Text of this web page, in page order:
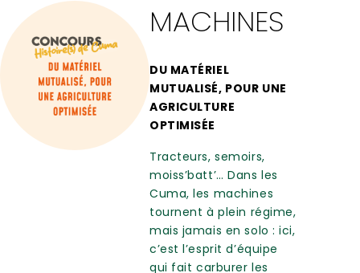
MACHINES
DU MATÉRIEL
MUTUALISÉ, POUR UNE
AGRICULTURE
OPTIMISÉE
Tracteurs, semoirs,
moiss’batt’… Dans les
Cuma, les machines
tournent à plein régime,
mais jamais en solo : ici,
c’est l’esprit d’équipe
qui fait carburer les